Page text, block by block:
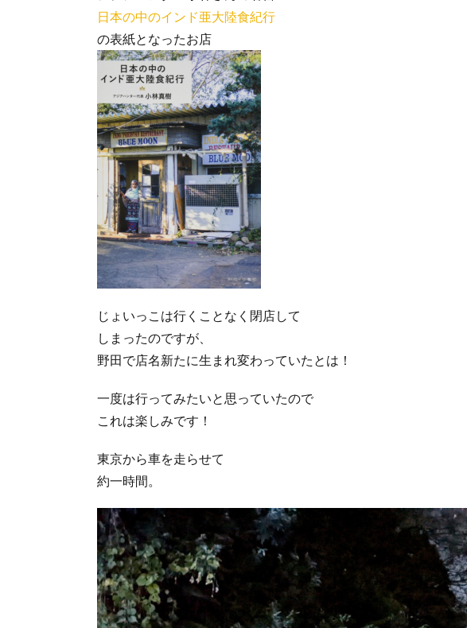
日本の中のインド亜大陸食紀行
の表紙となったお店
じょいっこは行くことなく閉店して
しまったのですが、
野田で店名新たに生まれ変わっていたとは！
一度は行ってみたいと思っていたので
これは楽しみです！
東京から車を走らせて
約一時間。